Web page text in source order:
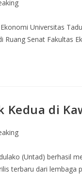
Universitas
Ruang Senat Fakultas
di
(Untad) berhasil
terbaru dari lembaga